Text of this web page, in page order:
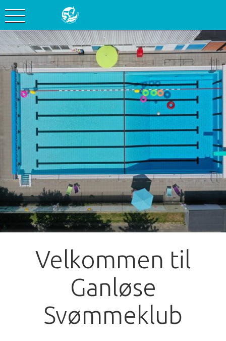
Velkommen til
Ganløse
Svømmeklub